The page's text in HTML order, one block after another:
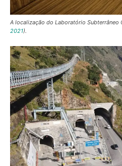
A localização do Laboratório Subterrâneo
2021).